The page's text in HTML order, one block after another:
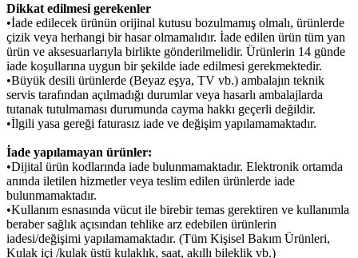
Dikkat edilmesi gerekenler
•İade edilecek ürünün orijinal kutusu bozulmamış olmalı, ürünlerde
çizik veya herhangi bir hasar olmamalıdır. İade edilen ürün tüm yan
ürün ve aksesuarlarıyla birlikte gönderilmelidir. Ürünlerin 14 günde
iade koşullarına uygun bir şekilde iade edilmesi gerekmektedir.
•Büyük desili ürünlerde (Beyaz eşya, TV vb.) ambalajın teknik
servis tarafından açılmadığı durumlar veya hasarlı ambalajlarda
tutanak tutulmaması durumunda cayma hakkı geçerli değildir.
•İlgili yasa gereği faturasız iade ve değişim yapılamamaktadır.
İade yapılamayan ürünler:
•Dijital ürün kodlarında iade bulunmamaktadır. Elektronik ortamda
anında iletilen hizmetler veya teslim edilen ürünlerde iade
bulunmamaktadır.
•Kullanım esnasında vücut ile birebir temas gerektiren ve kullanımla
beraber sağlık açısından tehlike arz edebilen ürünlerin
iadesi/değişimi yapılamamaktadır. (Tüm Kişisel Bakım Ürünleri,
Kulak içi /kulak üstü kulaklık, saat, akıllı bileklik vb.)